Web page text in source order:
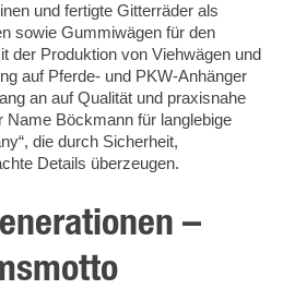
und fertigte Gitterräder als
sowie Gummiwägen für den
der Produktion von Viehwägen und
auf Pferde- und PKW-Anhänger
an auf Qualität und praxisnahe
Name Böckmann für langlebige
die durch Sicherheit,
Details überzeugen.
–